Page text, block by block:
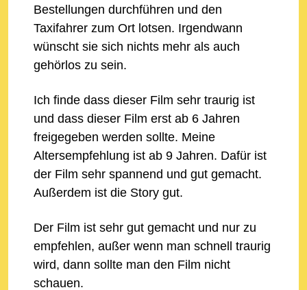
Bestellungen durchführen und den
Taxifahrer zum Ort lotsen. Irgendwann
wünscht sie sich nichts mehr als auch
gehörlos zu sein.
Ich finde dass dieser Film sehr traurig ist
und dass dieser Film erst ab 6 Jahren
freigegeben werden sollte. Meine
Altersempfehlung ist ab 9 Jahren. Dafür ist
der Film sehr spannend und gut gemacht.
Außerdem ist die Story gut.
Der Film ist sehr gut gemacht und nur zu
empfehlen, außer wenn man schnell traurig
wird, dann sollte man den Film nicht
schauen.